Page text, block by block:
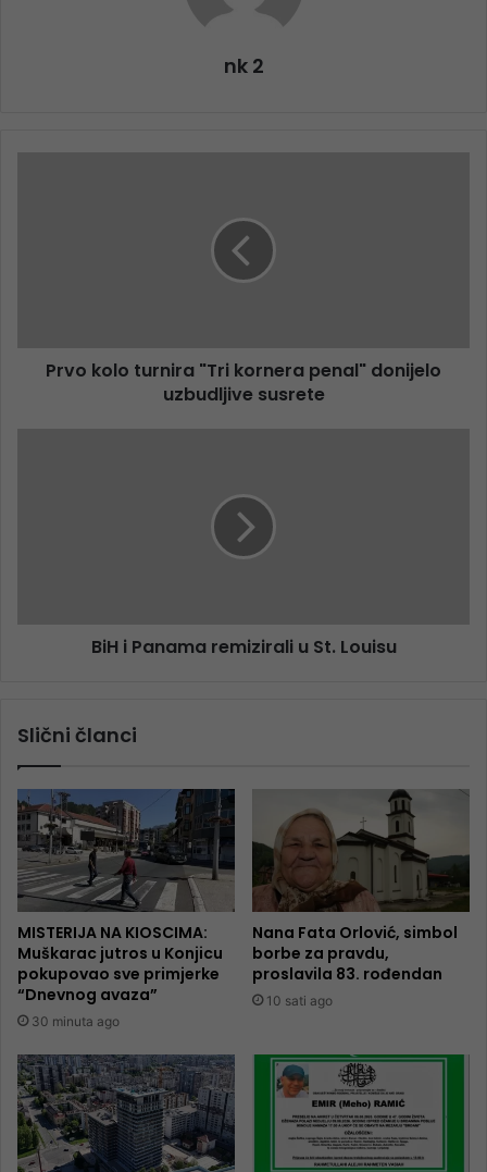
nk 2
Prvo kolo turnira "Tri kornera penal" donijelo
uzbudljive susrete
BiH i Panama remizirali u St. Louisu
Slični članci
MISTERIJA NA KIOSCIMA:
Muškarac jutros u Konjicu
pokupovao sve primjerke
“Dnevnog avaza”
30 minuta ago
Nana Fata Orlović, simbol
borbe za pravdu,
proslavila 83. rođendan
10 sati ago